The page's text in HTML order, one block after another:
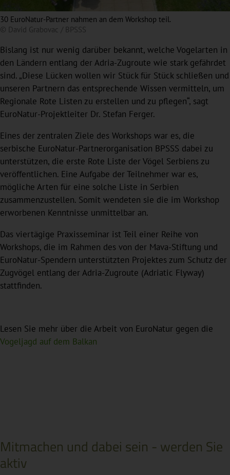
30 EuroNatur-Partner nahmen an dem Workshop teil.
© David Grabovac / BPSSS
Bislang ist nur wenig darüber bekannt, welche Vogelarten in
den Ländern entlang der Adria-Zugroute wie stark gefährdet
sind. „Diese Lücken wollen wir Stück für Stück schließen und
unseren Partnern das entsprechende Wissen vermitteln, um
Regionale Rote Listen zu erstellen und zu pflegen“, sagt
EuroNatur-Projektleiter Dr. Stefan Ferger.
Eines der zentralen Ziele des Workshops war es, die
serbische EuroNatur-Partnerorganisation BPSSS dabei zu
unterstützen, die erste Rote Liste der Vögel Serbiens zu
veröffentlichen. Eine Aufgabe der Teilnehmer war es,
mögliche Arten für eine solche Liste in Serbien
zusammenzustellen. Somit wendeten sie die im Workshop
erworbenen Kenntnisse unmittelbar an.
Das viertägige Praxisseminar ist Teil einer Reihe von
Workshops, die im Rahmen des von der Mava-Stiftung und
EuroNatur-Spendern unterstützten Projektes zum Schutz der
Zugvögel entlang der Adria-Zugroute (Adriatic Flyway)
stattfinden.
Lesen Sie mehr über die Arbeit von EuroNatur gegen die
Vogeljagd auf dem Balkan
Mitmachen und dabei sein - werden Sie
aktiv